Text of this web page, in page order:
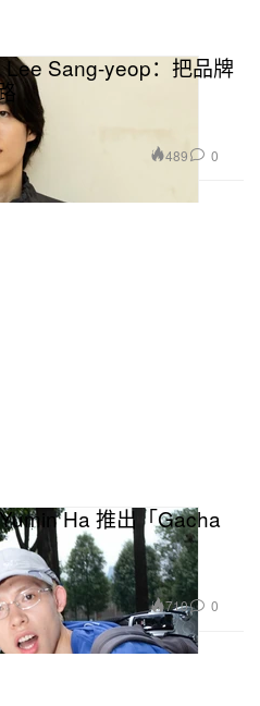
Sang-yeop：把品牌
489 0
Ha 推出「Gacha
710 0